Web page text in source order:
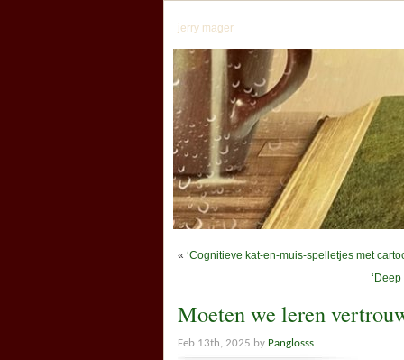
jerry mager
« ‘Cognitieve kat-en-muis-spelletjes met
Moeten we leren
Feb 13th, 2025 by Panglosss